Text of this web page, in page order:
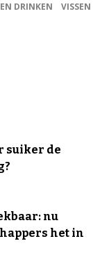
DRINKEN
VISSEN
suiker de
nu
het in